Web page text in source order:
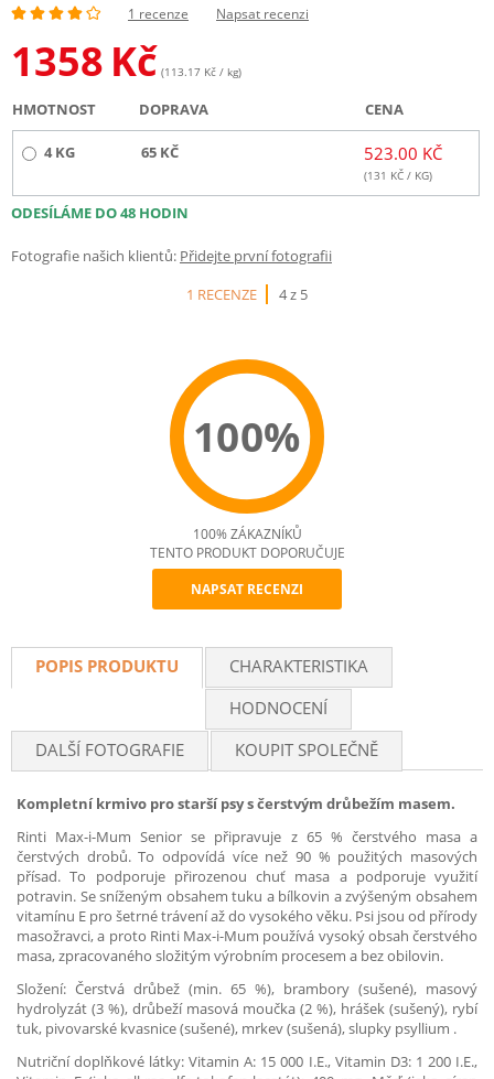
1 recenze Napsat recenzi
1358 Kč (113.17 Kč / kg)
HMOTNOST DOPRAVA CENA
4 KG 65 KČ 523.00 KČ
(131 KČ / KG)
ODESÍLÁME DO 48 HODIN
Fotografie našich klientů: Přidejte první fotografii
1 RECENZE
4 z 5
100%
Recommend
100% ZÁKAZNÍKŮ
TENTO PRODUKT DOPORUČUJE
NAPSAT RECENZI
POPIS PRODUKTU
CHARAKTERISTIKA
HODNOCENÍ
DALŠÍ FOTOGRAFIE
KOUPIT SPOLEČNĚ
Kompletní krmivo pro starší psy s čerstvým drůbežím masem.
Rinti Max-i-Mum Senior se připravuje z 65 % čerstvého masa a
čerstvých drobů. To odpovídá více než 90 % použitých masových
přísad. To podporuje přirozenou chuť masa a podporuje využití
potravin. Se sníženým obsahem tuku a bílkovin a zvýšeným obsahem
vitamínu E pro šetrné trávení až do vysokého věku. Psi jsou od přírody
masožravci, a proto Rinti Max-i-Mum používá vysoký obsah čerstvého
masa, zpracovaného složitým výrobním procesem a bez obilovin.
Složení: Čerstvá drůbež (min. 65 %), brambory (sušené), masový
hydrolyzát (3 %), drůbeží masová moučka (2 %), hrášek (sušený), rybí
tuk, pivovarské kvasnice (sušené), mrkev (sušená), slupky psyllium .
Nutriční doplňkové látky: Vitamin A: 15 000 I.E., Vitamin D3: 1 200 I.E.,